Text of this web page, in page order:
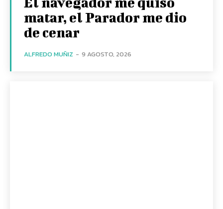
matar, el Parador me dio
de cenar
ALFREDO MUÑIZ - 9 AGOSTO, 2026